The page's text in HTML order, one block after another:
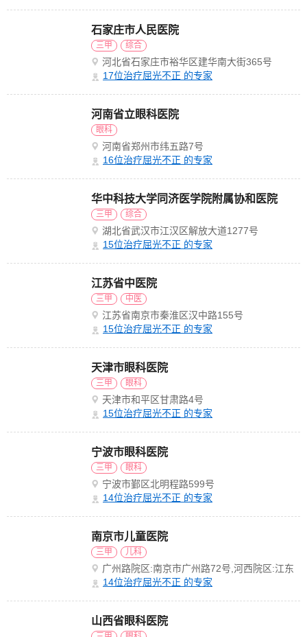
石家庄市人民医院
三甲 综合
河北省石家庄市裕华区建华南大街365号
17位治疗屈光不正 的专家
河南省立眼科医院
眼科
河南省郑州市纬五路7号
16位治疗屈光不正 的专家
华中科技大学同济医学院附属协和医院
三甲 综合
湖北省武汉市江汉区解放大道1277号
15位治疗屈光不正 的专家
江苏省中医院
三甲 中医
江苏省南京市秦淮区汉中路155号
15位治疗屈光不正 的专家
天津市眼科医院
三甲 眼科
天津市和平区甘肃路4号
15位治疗屈光不正 的专家
宁波市眼科医院
三甲 眼科
宁波市鄞区北明程路599号
14位治疗屈光不正 的专家
南京市儿童医院
三甲 儿科
广州路院区:南京市广州路72号,河西院区:江东
南路8号
14位治疗屈光不正 的专家
山西省眼科医院